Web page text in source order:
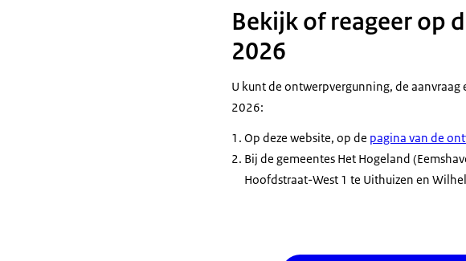
Bekijk of reageer op
2026
U kunt de ontwerpvergunning, de
2026:
Op deze website, op de pagina van de
Bij de gemeentes Het Hogeland
Hoofdstraat-West 1 te Uithuizen en